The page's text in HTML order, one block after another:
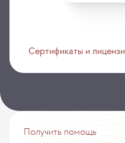
Сертификаты и
Получить помощь